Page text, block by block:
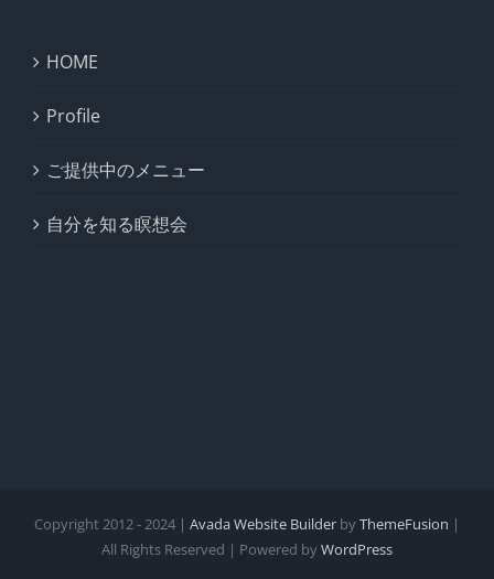
HOME
Profile
ご提供中のメニュー
自分を知る瞑想会
Copyright 2012 - 2024 | Avada Website Builder byThemeFusion |
All Rights Reserved | Powered byWordPress